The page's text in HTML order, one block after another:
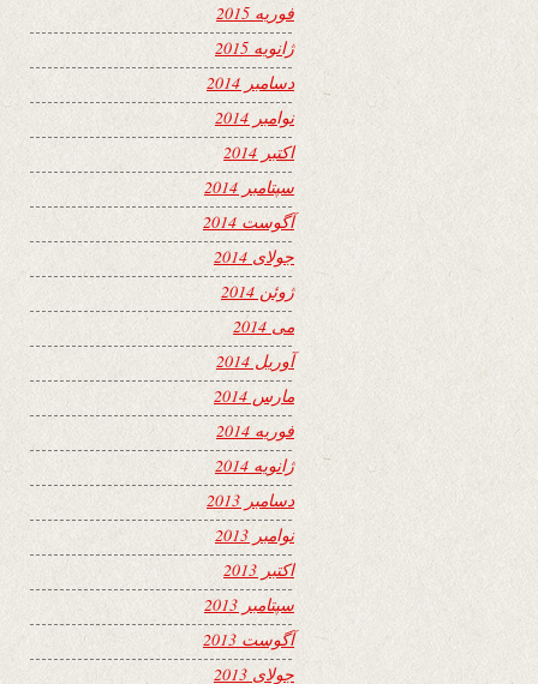
فوریه 2015
ژانویه 2015
دسامبر 2014
نوامبر 2014
اکتبر 2014
سپتامبر 2014
آگوست 2014
جولای 2014
ژوئن 2014
می 2014
آوریل 2014
مارس 2014
فوریه 2014
ژانویه 2014
دسامبر 2013
نوامبر 2013
اکتبر 2013
سپتامبر 2013
آگوست 2013
جولای 2013